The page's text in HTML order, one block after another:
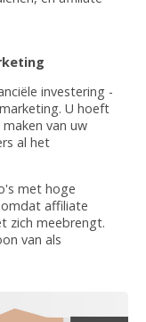
investering -
U hoeft
van uw
al het
met hoge
affiliate
zich meebrengt.
van als